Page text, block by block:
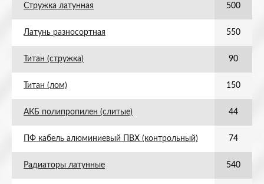
Стружка латунная 500
Латунь разносортная 550
Титан (стружка) 90
Титан (лом) 150
АКБ полипропилен (слитые) 44
ПФ кабель алюминиевый ПВХ (контрольный) 74
Радиаторы латунные 540